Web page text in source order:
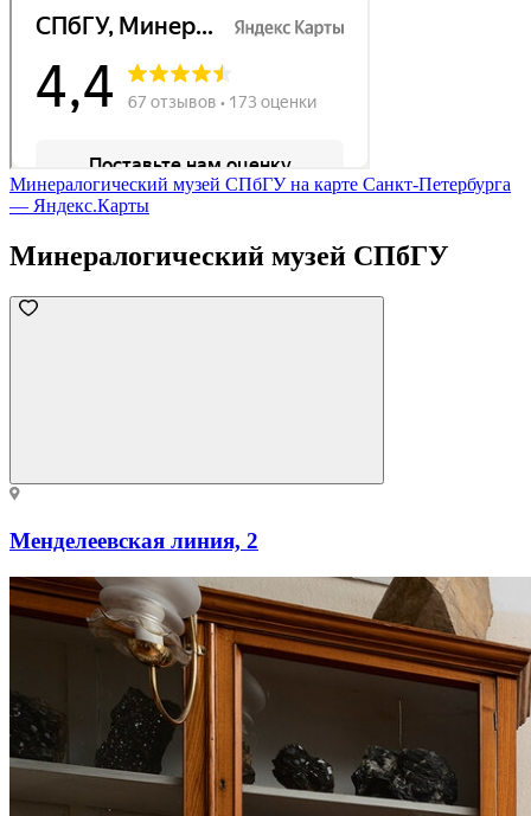
Минералогический музей СПбГУ на карте Санкт‑Петербурга
— Яндекс.Карты
Минералогический музей СПбГУ
Менделеевская линия, 2